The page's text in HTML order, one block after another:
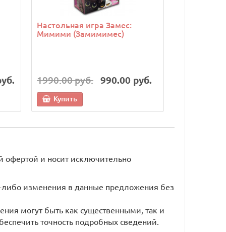
Настольная игра Замес:
Мимими (Замимимес)
1990.00 руб. 990.00 руб.
Купить
офертой и носит исключительно
либо изменения в данные предложения без
могут быть как существенными, так и
точность подробных сведений.